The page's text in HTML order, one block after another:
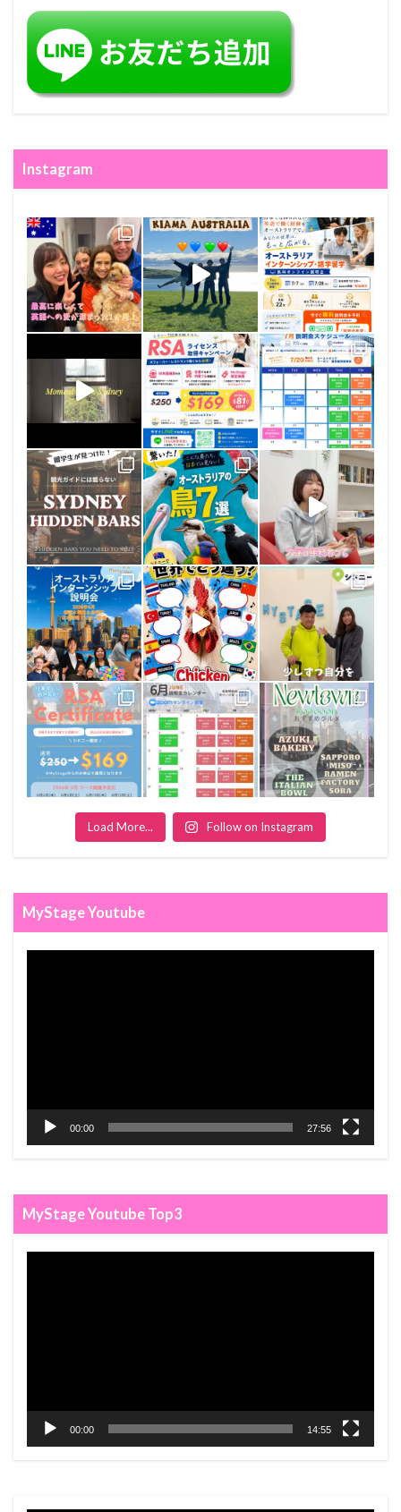
Instagram
Load More... Follow on Instagram
MyStage Youtube
Video
00:00 27:56
MyStage Youtube Top3
Video
00:00 14:55